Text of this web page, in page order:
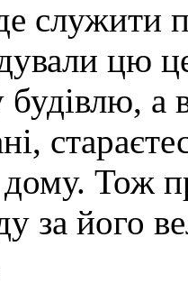
служити
цю
а
Тож
за його